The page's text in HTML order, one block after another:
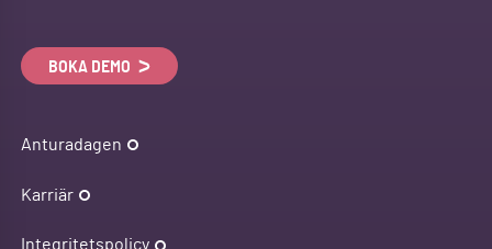
BOKA DEMO
Anturadagen
Karriär
Integritetspolicy